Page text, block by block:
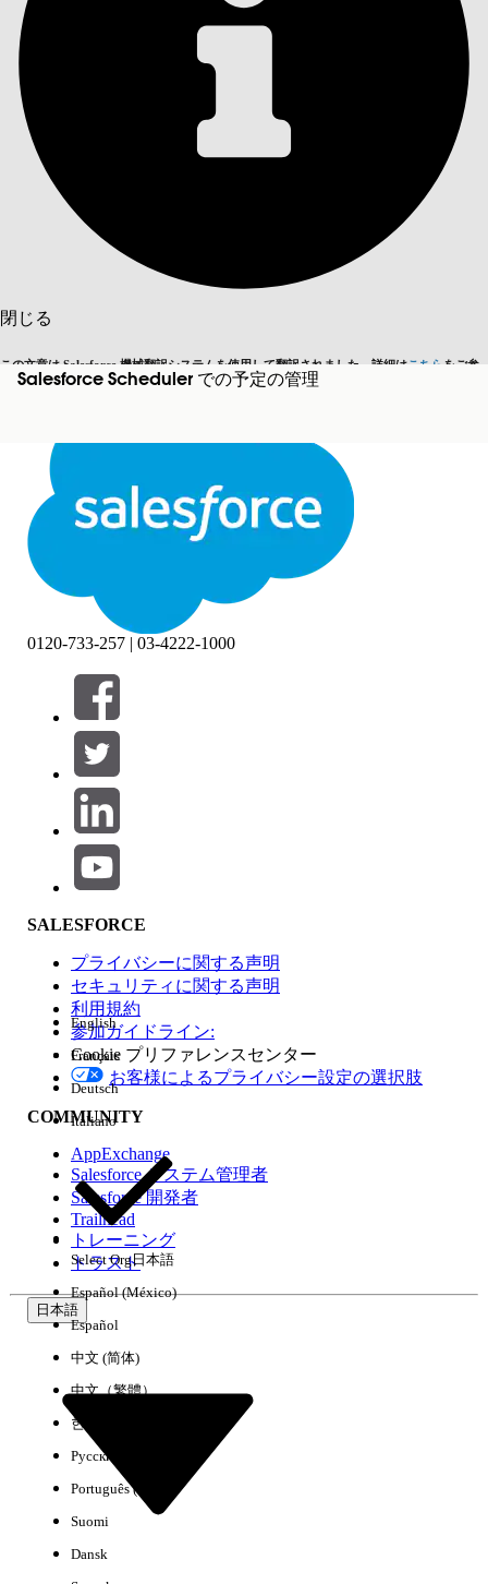
閉じる
この文章は Salesforce 機械翻訳システムを使用して翻訳されました。詳細はこちら をご参
照ください。
英語に切り替える 今はしません
閉じる 閉じる
Salesforce Scheduler での予定の管理
目次
絞り込み条件 (0)
絞り込み条件を選択
製品エリア
機能の影響
エディション
環境
0120-733-257 | 03-4222-1000
SALESFORCE
プライバシーに関する声明
セキュリティに関する声明
利用規約
参加ガイドライン:
Cookie プリファレンスセンター
お客様によるプライバシー設定の選択肢
COMMUNITY
AppExchange
Salesforce システム管理者
Salesforce 開発者
Trailhead
トレーニング
トラスト
日本語
English
Français
Deutsch
Italiano
Select Org日本語
Español (México)
Español
中文 (简体)
中文（繁體）
한국어
Русский
Português (Brasil)
Suomi
Dansk